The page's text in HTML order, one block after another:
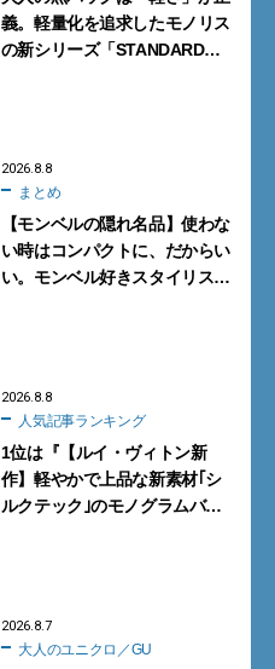
義。軽量化を追求したモノリス
の新シリーズ「STANDARD
2026.8.8
まとめ
【モンベルの隠れ名品】使わな
い時はコンパクトに、だからい
い。モンベル好きスタイリスト
2026.8.8
人気記事ランキング
1位は『【ルイ・ヴィトン新
作】軽やかで上品な新素材｢シ
ルクテック｣のモノグラムバッ
2026.8.7
大人のユニクロ／GU